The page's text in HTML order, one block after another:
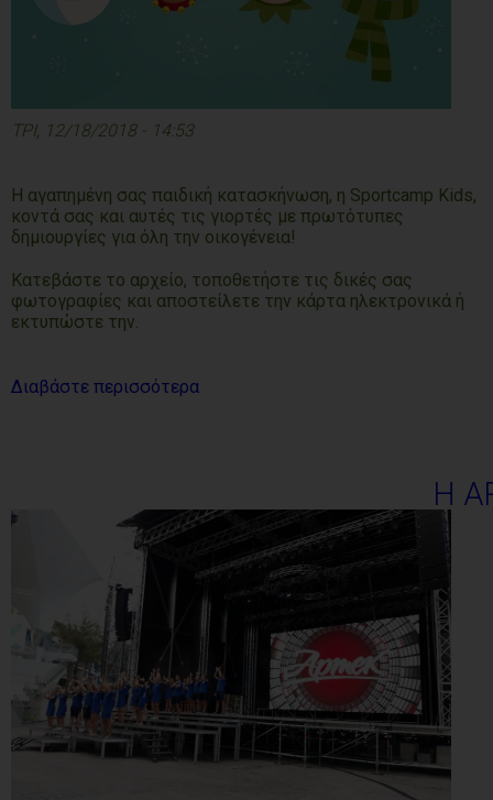
ΤΡΙ, 12/18/2018 - 14:53
Η αγαπημένη σας παιδική κατασκήνωση, η Sportcamp Kids,
κοντά σας και αυτές τις γιορτές με πρωτότυπες
δημιουργίες για όλη την οικογένεια!
Κατεβάστε το αρχείο, τοποθετήστε τις δικές σας
φωτογραφίες και αποστείλετε την κάρτα ηλεκτρονικά ή
εκτυπώστε την.
Διαβάστε περισσότερα
Η